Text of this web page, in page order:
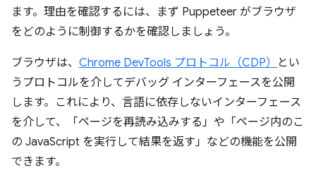
ます。理由を確認するには、まず Puppeteer がブラウザ
をどのように制御するかを確認しましょう。
ブラウザは、 Chrome DevTools プロトコル（CDP）
とい
うプロトコルを介してデバッグ インターフェースを公開
します。これにより、言語に依存しないインターフェース
を介して、「ページを再読み込みする」や「ページ内のこ
の JavaScript を実行して結果を返す」などの機能を公開
できます。